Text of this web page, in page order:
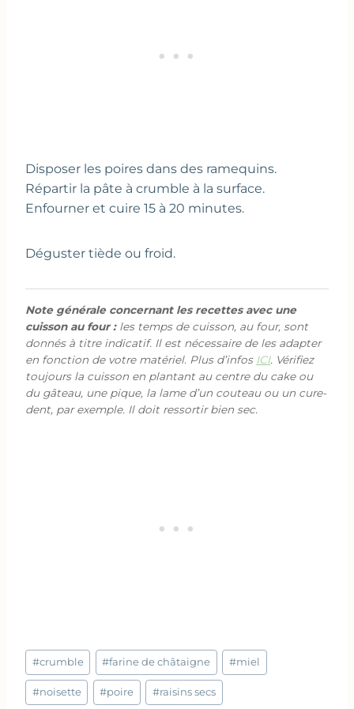
Disposer les poires dans des ramequins.
Répartir la pâte à crumble à la surface.
Enfourner et cuire 15 à 20 minutes.
Déguster tiède ou froid.
Note générale concernant les recettes avec une
cuisson au four :les temps de cuisson, au four, sont
donnés à titre indicatif. Il est nécessaire de les adapter
en fonction de votre matériel. Plus d’infos ICI. Vérifiez
toujours la cuisson en plantant au centre du cake ou
du gâteau, une pique, la lame d’un couteau ou un cure-
dent, par exemple. Il doit ressortir bien sec.
Étiquettes
de
la
#crumble #farine de châtaigne #miel
#noisette #poire #raisins secs